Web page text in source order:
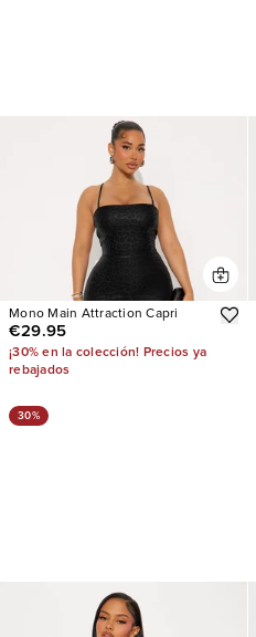
Mono Main Attraction Capri
€29.95
¡30% en la colección! Precios ya
rebajados
30%